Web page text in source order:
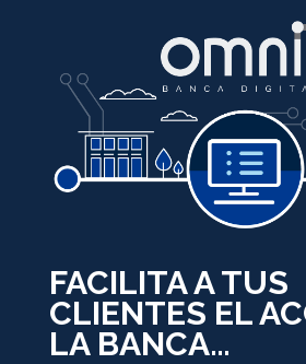
FACILITA A TUS
CLIENTES EL
LA BANCA…